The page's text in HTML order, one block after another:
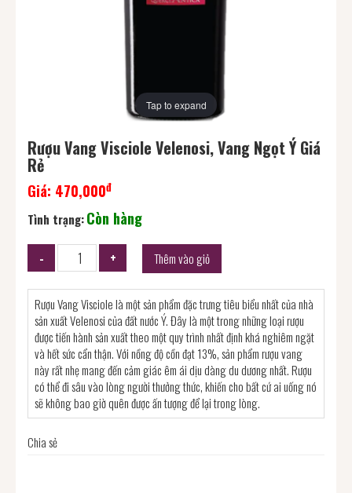
Tap to expand
Rượu Vang Visciole Velenosi, Vang Ngọt Ý Giá
Rẻ
Giá: 470,000đ
Tình trạng:Còn hàng
Thêm vào giỏ
Rượu Vang Visciole là một sản phẩm đặc trưng tiêu biểu nhất của nhà
sản xuất Velenosi của đất nước Ý. Đây là một trong những loại rượu
được tiến hành sản xuất theo một quy trình nhất định khá nghiêm ngặt
và hết sức cẩn thận. Với nồng độ cồn đạt 13%, sản phẩm rượu vang
này rất nhẹ mang đến cảm giác êm ái dịu dàng du dương nhất. Rượu
có thể đi sâu vào lòng người thưởng thức, khiến cho bất cứ ai uống nó
sẽ không bao giờ quên được ấn tượng để lại trong lòng.
Chia sẻ